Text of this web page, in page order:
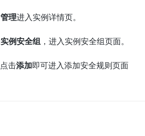
管理进入实例详情页。
实例安全组 ，进入实例安全组页面。
击添加即可进入添加安全规则页面